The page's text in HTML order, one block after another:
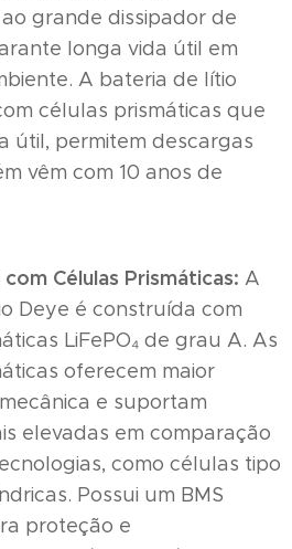
grande dissipador de
longa vida útil em
A bateria de lítio
células prismáticas que
útil, permitem descargas
vêm com 10 anos de
Células Prismáticas: A
Deye é construída com
LiFePO₄ de grau A. As
oferecem maior
e suportam
elevadas em comparação
como células tipo
Possui um BMS
proteção e